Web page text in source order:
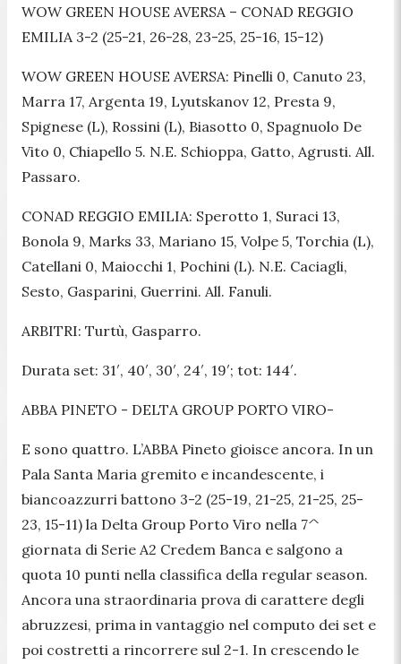
WOW GREEN HOUSE AVERSA – CONAD REGGIO
EMILIA 3-2 (25-21, 26-28, 23-25, 25-16, 15-12)
WOW GREEN HOUSE AVERSA: Pinelli 0, Canuto 23,
Marra 17, Argenta 19, Lyutskanov 12, Presta 9,
Spignese (L), Rossini (L), Biasotto 0, Spagnuolo De
Vito 0, Chiapello 5. N.E. Schioppa, Gatto, Agrusti. All.
Passaro.
CONAD REGGIO EMILIA: Sperotto 1, Suraci 13,
Bonola 9, Marks 33, Mariano 15, Volpe 5, Torchia (L),
Catellani 0, Maiocchi 1, Pochini (L). N.E. Caciagli,
Sesto, Gasparini, Guerrini. All. Fanuli.
ARBITRI: Turtù, Gasparro.
Durata set: 31′, 40′, 30′, 24′, 19′; tot: 144′.
ABBA PINETO - DELTA GROUP PORTO VIRO-
E sono quattro. L’ABBA Pineto gioisce ancora. In un
Pala Santa Maria gremito e incandescente, i
biancoazzurri battono 3-2 (25-19, 21-25, 21-25, 25-
23, 15-11) la Delta Group Porto Viro nella 7^
giornata di Serie A2 Credem Banca e salgono a
quota 10 punti nella classifica della regular season.
Ancora una straordinaria prova di carattere degli
abruzzesi, prima in vantaggio nel computo dei set e
poi costretti a rincorrere sul 2-1. In crescendo le